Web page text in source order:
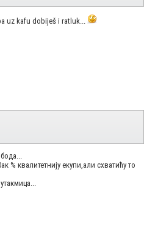
uz kafu dobiješ i ratluk...
% квалитетнију екупи,али схватићу то